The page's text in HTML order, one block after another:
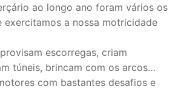
ao longo ano foram vários os
exercitamos a nossa motricidade
escorregas, criam
túneis, brincam com os arcos…
com bastantes desafios e